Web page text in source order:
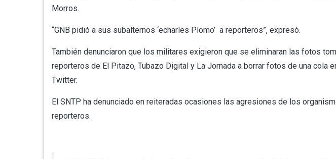
Morros.
“GNB pidió a sus subalternos ‘echarles Plomo’ a reporteros”, expresó.
También denunciaron que los militares exigieron que se eliminaran las fotos
reporteros de El Pitazo, Tubazo Digital y La Jornada a borrar fotos de una cola
Twitter.
El SNTP ha denunciado en reiteradas ocasiones las agresiones de los
reporteros.